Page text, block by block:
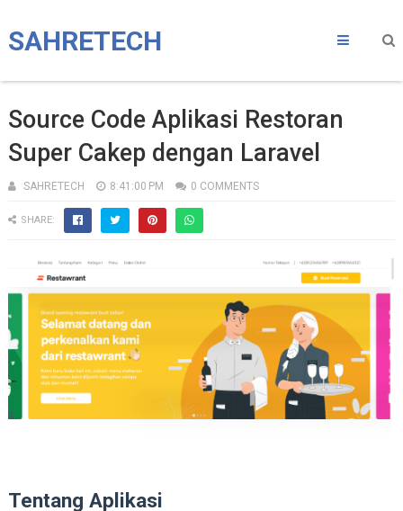
SAHRETECH
Source Code Aplikasi Restoran
Super Cakep dengan Laravel
SAHRETECH 8:41:00 PM 0 COMMENTS
SHARE:
Tentang Aplikasi